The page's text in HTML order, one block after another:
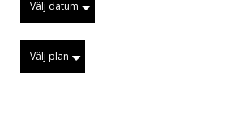
Välj datum
Välj plan